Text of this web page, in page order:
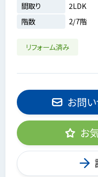
間取り
2LDK
階数
2/7階
リフォーム済み
お問
お